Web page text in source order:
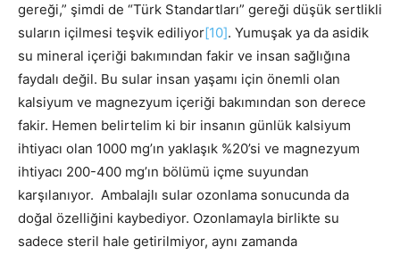
gereği,” şimdi de “Türk Standartları” gereği düşük sertlikli
suların içilmesi teşvik ediliyor[10]. Yumuşak ya da asidik
su mineral içeriği bakımından fakir ve insan sağlığına
faydalı değil. Bu sular insan yaşamı için önemli olan
kalsiyum ve magnezyum içeriği bakımından son derece
fakir. Hemen belirtelim ki bir insanın günlük kalsiyum
ihtiyacı olan 1000 mg’ın yaklaşık %20’si ve magnezyum
ihtiyacı 200-400 mg’ın bölümü içme suyundan
karşılanıyor. Ambalajlı sular ozonlama sonucunda da
doğal özelliğini kaybediyor. Ozonlamayla birlikte su
sadece steril hale getirilmiyor, aynı zamanda